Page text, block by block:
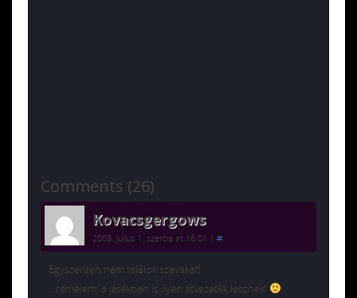
Comments (26)
Kovacsgergows
2009. július 1. szerda at 16:01 #
Egyszerűen nem találok szavakat!
…remélem, a játékban is ilyen átvezetők lesznek!